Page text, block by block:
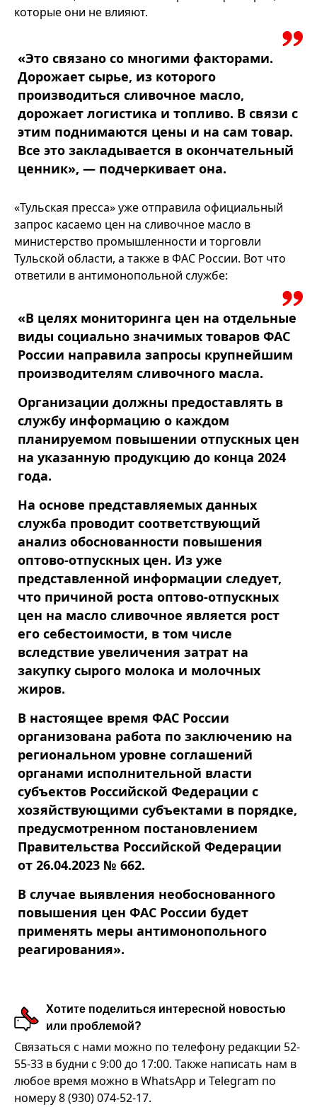
которые они не влияют.
«Это связано со многими факторами.
Дорожает сырье, из которого
производиться сливочное масло,
дорожает логистика и топливо. В связи с
этим поднимаются цены и на сам товар.
Все это закладывается в окончательный
ценник», — подчеркивает она.
«Тульская пресса» уже отправила официальный
запрос касаемо цен на сливочное масло в
министерство промышленности и торговли
Тульской области, а также в ФАС России. Вот что
ответили в антимонопольной службе:
«В целях мониторинга цен на отдельные
виды социально значимых товаров ФАС
России направила запросы крупнейшим
производителям сливочного масла.
Организации должны предоставлять в
службу информацию о каждом
планируемом повышении отпускных цен
на указанную продукцию до конца 2024
года.
На основе представляемых данных
служба проводит соответствующий
анализ обоснованности повышения
оптово-отпускных цен. Из уже
представленной информации следует,
что причиной роста оптово-отпускных
цен на масло сливочное является рост
его себестоимости, в том числе
вследствие увеличения затрат на
закупку сырого молока и молочных
жиров.
В настоящее время ФАС России
организована работа по заключению на
региональном уровне соглашений
органами исполнительной власти
субъектов Российской Федерации c
хозяйствующими субъектами в порядке,
предусмотренном постановлением
Правительства Российской Федерации
от 26.04.2023 № 662.
В случае выявления необоснованного
повышения цен ФАС России будет
применять меры антимонопольного
реагирования».
Хотите поделиться интересной новостью
или проблемой?
Связаться с нами можно по телефону редакции 52-
55-33 в будни с 9:00 до 17:00. Также написать нам в
любое время можно в WhatsApp и Telegram по
номеру 8 (930) 074-52-17.